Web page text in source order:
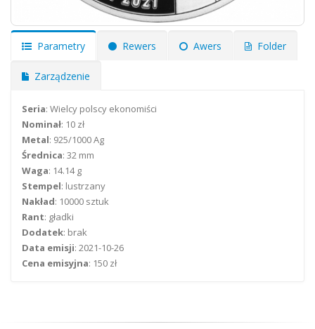
Parametry Rewers Awers Folder
Zarządzenie
Seria: Wielcy polscy ekonomiści
Nominał: 10 zł
Metal: 925/1000 Ag
Średnica: 32 mm
Waga: 14.14 g
Stempel: lustrzany
Nakład: 10000 sztuk
Rant: gładki
Dodatek: brak
Data emisji: 2021-10-26
Cena emisyjna: 150 zł